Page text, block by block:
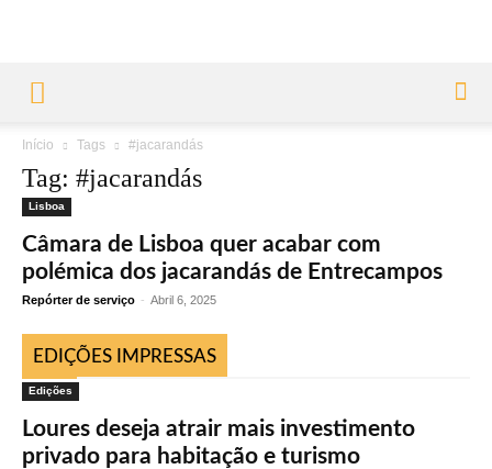
Início Tags #jacarandás
Tag: #jacarandás
Lisboa
Câmara de Lisboa quer acabar com
polémica dos jacarandás de Entrecampos
Repórter de serviço - Abril 6, 2025
EDIÇÕES IMPRESSAS
Edições
Loures deseja atrair mais investimento
privado para habitação e turismo